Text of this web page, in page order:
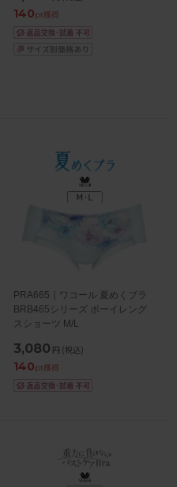
140pt獲得
PRA665｜ワコール 夏めくブラ
BRB465シリーズ ボーイレング
スショーツ M/L
3,080 円 (税込)
140pt獲得